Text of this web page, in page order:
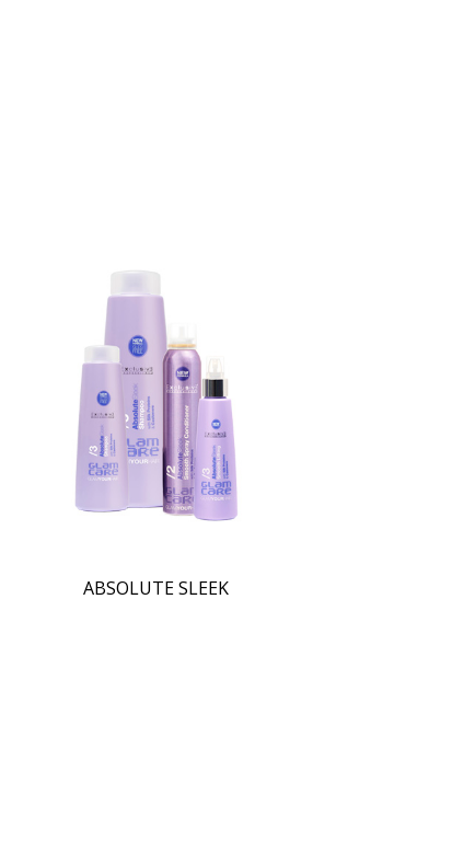
ABSOLUTE SLEEK